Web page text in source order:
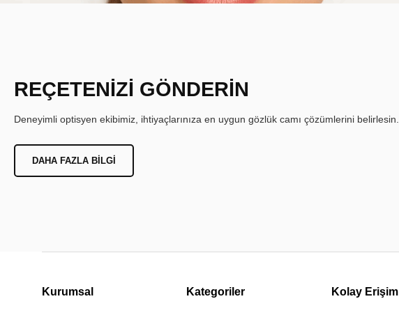
REÇETENİZİ GÖNDERİN
Deneyimli optisyen ekibimiz, ihtiyaçlarınıza en uygun gözlük camı çözümlerini belirlesin.
DAHA FAZLA BILGI
Kurumsal Kategoriler Kolay Erişim